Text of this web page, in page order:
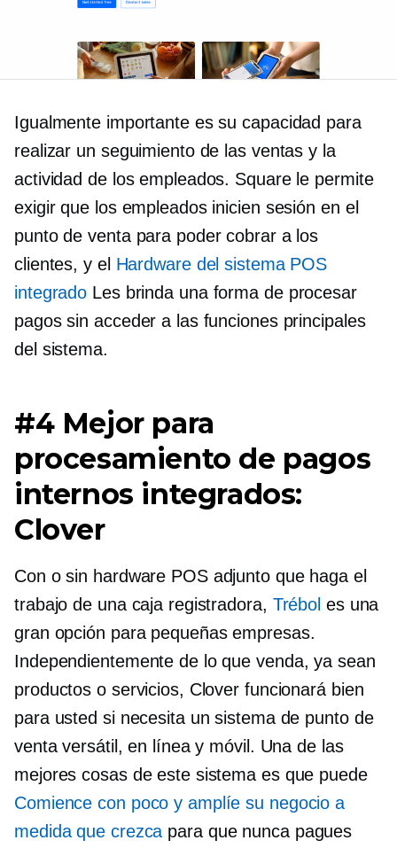
Igualmente importante es su capacidad para
realizar un seguimiento de las ventas y la
actividad de los empleados. Square le permite
exigir que los empleados inicien sesión en el
punto de venta para poder cobrar a los
clientes, y el Hardware del sistema POS
integrado Les brinda una forma de procesar
pagos sin acceder a las funciones principales
del sistema.
#4 Mejor para
procesamiento de pagos
internos integrados:
Clover
Con o sin hardware POS adjunto que haga el
trabajo de una caja registradora, Trébol es una
gran opción para pequeñas empresas.
Independientemente de lo que venda, ya sean
productos o servicios, Clover funcionará bien
para usted si necesita un sistema de punto de
venta versátil, en línea y móvil. Una de las
mejores cosas de este sistema es que puede
Comience con poco y amplíe su negocio a
medida que crezca para que nunca pagues